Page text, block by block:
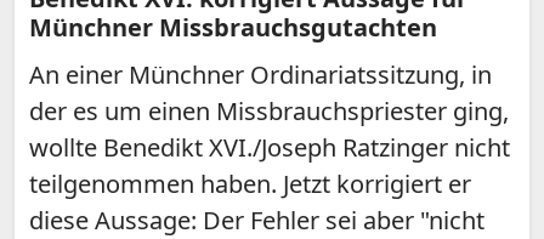
Münchner Missbrauchsgutachten
An einer Münchner Ordinariatssitzung, in
der es um einen Missbrauchspriester ging,
wollte Benedikt XVI./Joseph Ratzinger nicht
teilgenommen haben. Jetzt korrigiert er
diese Aussage: Der Fehler sei aber "nicht